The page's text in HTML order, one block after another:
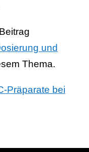
und
Thema.
Präparate bei